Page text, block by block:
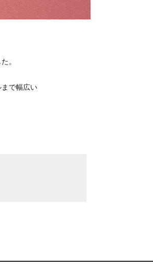
。
で幅広い